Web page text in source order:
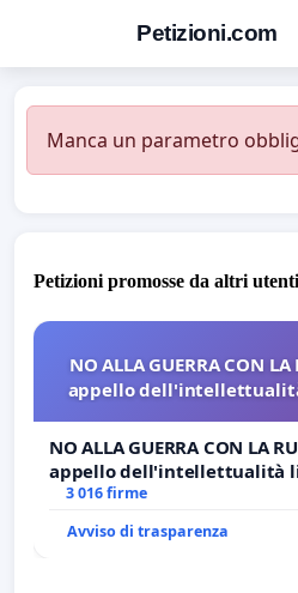
Petizioni.com
Manca un parametro
Petizioni promosse da altri utenti
NO ALLA GUERRA CON LA
appello
NO ALLA GUERRA CON LA
appello dell'intellettualità
3 016 firme
Avviso di trasparenza